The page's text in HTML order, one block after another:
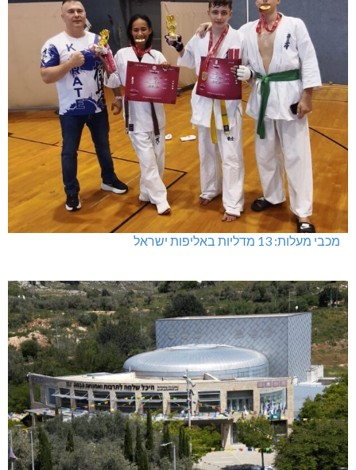
מכבי מעלות: 13 מדליות באליפות ישראל